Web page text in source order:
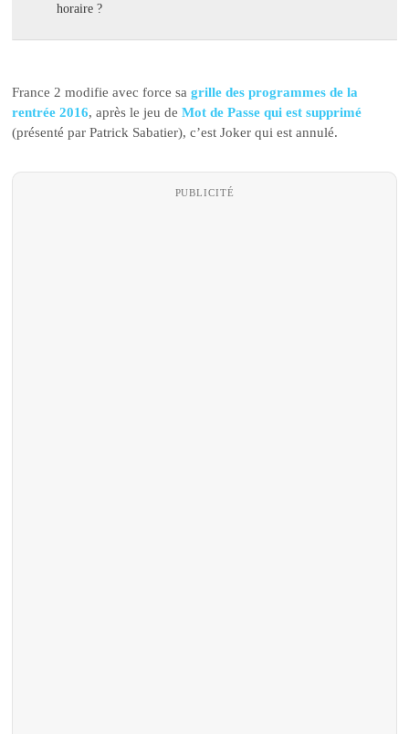
horaire ?
France 2 modifie avec force sagrille des programmes de la
rentrée 2016, après le jeu deMot de Passe qui est supprimé
(présenté par Patrick Sabatier), c’est Joker qui est annulé.
PUBLICITÉ